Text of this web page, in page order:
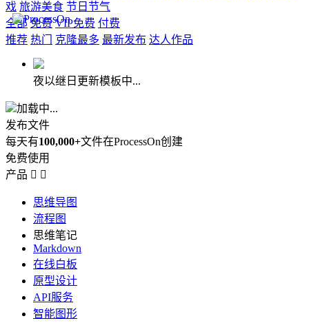
戏 旅游美食 节日节气
全部 免费 VIP免费 付费
推荐 热门 克隆最多 最新发布 达人作品
夜以继日更新模板中...
加载中...
发布文件
每天有100,000+文件在ProcessOn创建
免费使用
产品  
思维导图
流程图
思维笔记
Markdown
在线白板
原型设计
API服务
智能图形